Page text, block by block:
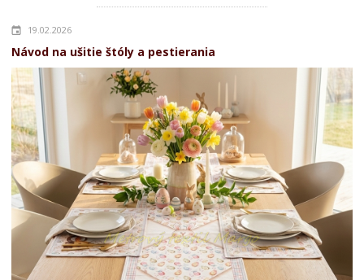
19.02.2026
Návod na ušitie štóly a pestierania